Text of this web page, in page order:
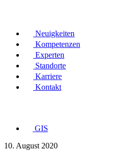
Neuigkeiten
Kompetenzen
Experten
Standorte
Karriere
Kontakt
GIS
10. August 2020